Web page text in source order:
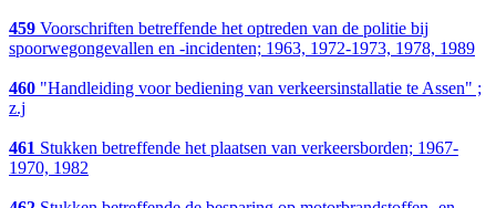
459 Voorschriften betreffende het optreden van de politie bij
spoorwegongevallen en -incidenten; 1963, 1972-1973, 1978, 1989
460 "Handleiding voor bediening van verkeersinstallatie te Assen" ;
z.j
461 Stukken betreffende het plaatsen van verkeersborden; 1967-
1970, 1982